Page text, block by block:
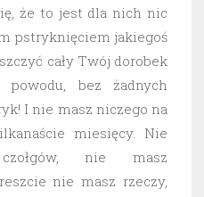
że to jest dla nich nic
pstryknięciem jakiegoś
cały Twój dorobek
bez żadnych
I nie masz niczego na
miesięcy. Nie
nie masz
nie masz rzeczy,